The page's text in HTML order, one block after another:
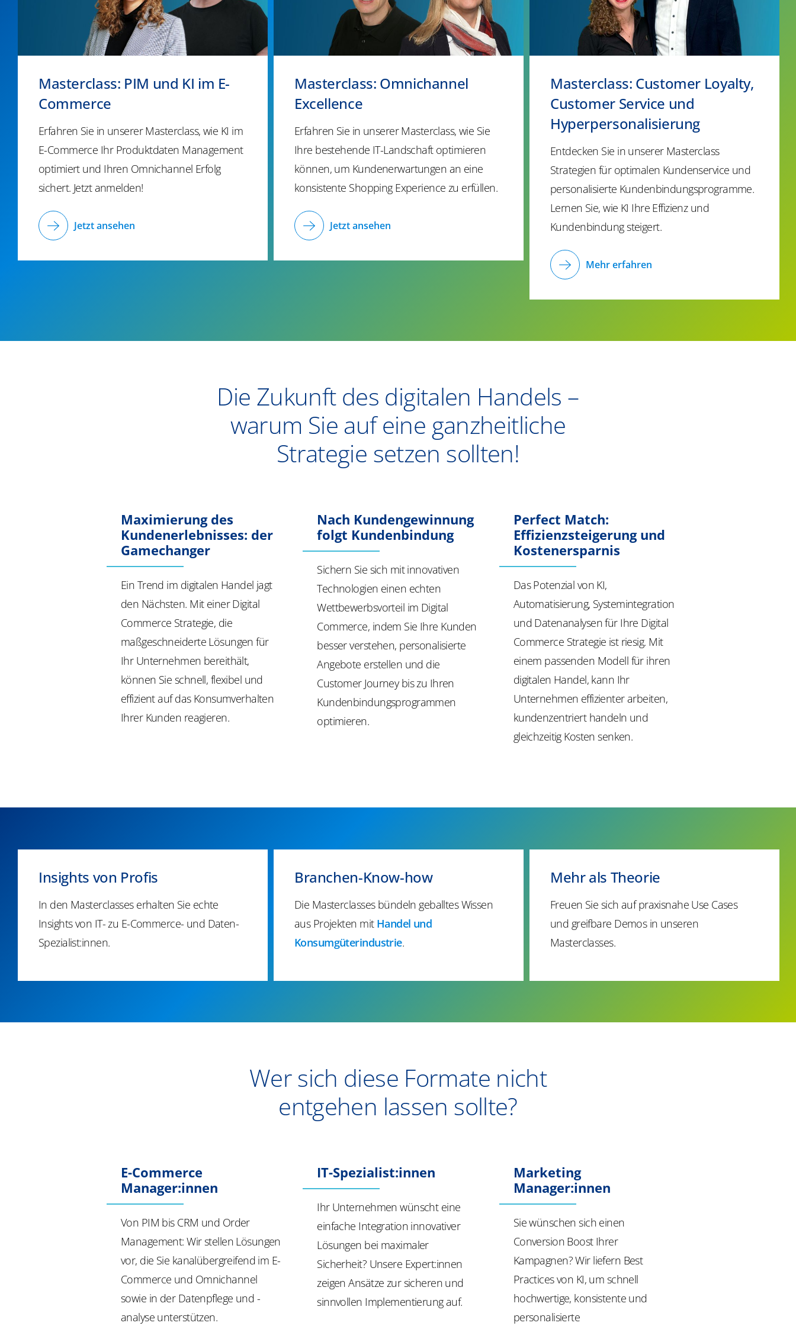
Masterclass: PIM und KI im E-
Commerce
Erfahren Sie in unserer Masterclass, wie KI im
E-Commerce Ihr Produktdaten Management
optimiert und Ihren Omnichannel Erfolg
sichert. Jetzt anmelden!
Jetzt ansehen
Masterclass: Omnichannel
Excellence
Erfahren Sie in unsererMasterclass, wie Sie
Ihre bestehende IT-Landschaft optimieren
können, um Kundenerwartungen an eine
konsistente Shopping Experience zu erfüllen.
Jetzt ansehen
Masterclass: Customer Loyalty,
Customer Service und
Hyperpersonalisierung
Entdecken Sie in unserer Masterclass
Strategien für optimalen Kundenservice und
personalisierte Kundenbindungsprogramme.
Lernen Sie, wie KI Ihre Effizienz und
Kundenbindung steigert.
Mehr erfahren
​​Die Zukunft des digitalen Handels –
warum Sie auf eine ganzheitliche
Strategie setzen sollten!​
Maximierung des
Kundenerlebnisses: der
Gamechanger
Ein Trend im digitalen Handel jagt
den Nächsten. Mit einer Digital
Commerce Strategie, die
maßgeschneiderte Lösungen für
Ihr Unternehmen bereithält,
können Sie schnell, flexibel und
effizient auf das Konsumverhalten
Ihrer Kunden reagieren.
Nach Kundengewinnung
folgt Kundenbindung
Sichern Sie sich mit innovativen
Technologien einen echten
Wettbewerbsvorteil im Digital
Commerce, indem Sie Ihre Kunden
besser verstehen, personalisierte
Angebote erstellen und die
Customer Journey bis zu Ihren
Kundenbindungsprogrammen
optimieren.
Perfect Match:
Effizienzsteigerung und
Kostenersparnis
Das Potenzial von KI,
Automatisierung, Systemintegration
und Datenanalysen für Ihre Digital
Commerce Strategie ist riesig. Mit
einem passenden Modell für ihren
digitalen Handel, kann Ihr
Unternehmen effizienter arbeiten,
kundenzentriert handeln und
gleichzeitig Kosten senken.
​​Insights von Profis​
In den Masterclasses erhalten Sie echte
Insightsvon IT- zu E-Commerce- und Daten-
Spezialist:innen.
Branchen-Know-how​
Die Masterclassesbündeln geballtes Wissen
aus Projekten mit Handel und
Konsumgüterindustrie​.
​​Mehr als Theorie​
Freuen Sie sich auf praxisnahe Use Cases
und greifbare Demos in unseren
Masterclasses.
Wer sich diese Formate nicht
entgehen lassen sollte?
E-Commerce
Manager:innen
Von PIM bis CRM und Order
Management: Wir stellen Lösungen
vor, die Sie kanalübergreifend im E-
Commerce und Omnichannel
sowie in der Datenpflege und -
analyse unterstützen.
IT-Spezialist:innen
Ihr Unternehmen wünscht eine
einfache Integration innovativer
Lösungen bei maximaler
Sicherheit? Unsere Expert:innen
zeigen Ansätze zur sicheren und
sinnvollen Implementierung auf.
Marketing
Manager:innen
Sie wünschen sich einen
Conversion Boost Ihrer
Kampagnen? Wir liefern Best
Practices von KI, um schnell
hochwertige, konsistente und
personalisierte